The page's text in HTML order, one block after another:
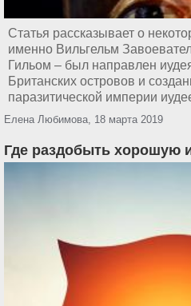
Статья рассказывает о
именно Вильгельм
Гильом – был направлен
Британских островов и
паразитической империи
Елена Любимова, 18 марта 2019
Где раздобыть хорошую